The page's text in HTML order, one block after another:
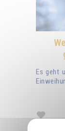
Es geht